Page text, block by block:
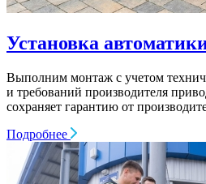
Установка
Выполним монтаж с учетом
и требований производителя
сохраняет гарантию от
Подробнее